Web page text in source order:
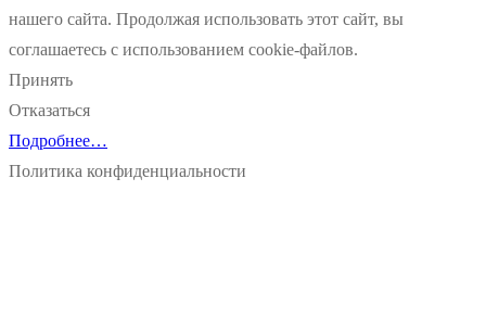
нашего сайта. Продолжая использовать этот сайт, вы
соглашаетесь с использованием cookie-файлов.
Принять
Отказаться
Подробнее…
Политика конфиденциальности